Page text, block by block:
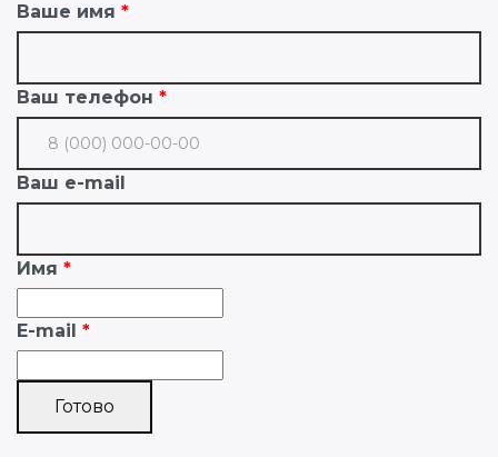
Ваше имя
Ваш телефон
Ваш e-mail
Имя
E-mail